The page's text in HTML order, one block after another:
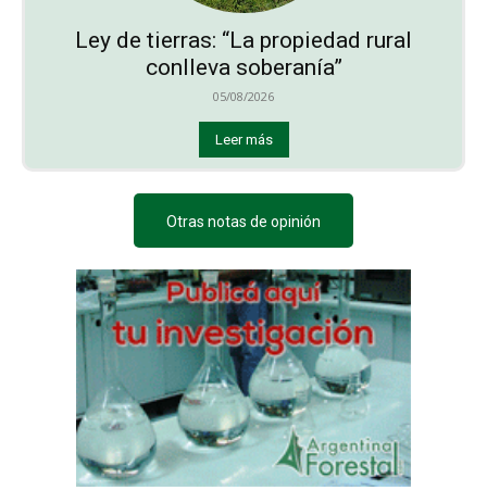
Ley de tierras: “La propiedad rural
conlleva soberanía”
05/08/2026
Leer más
Otras notas de opinión